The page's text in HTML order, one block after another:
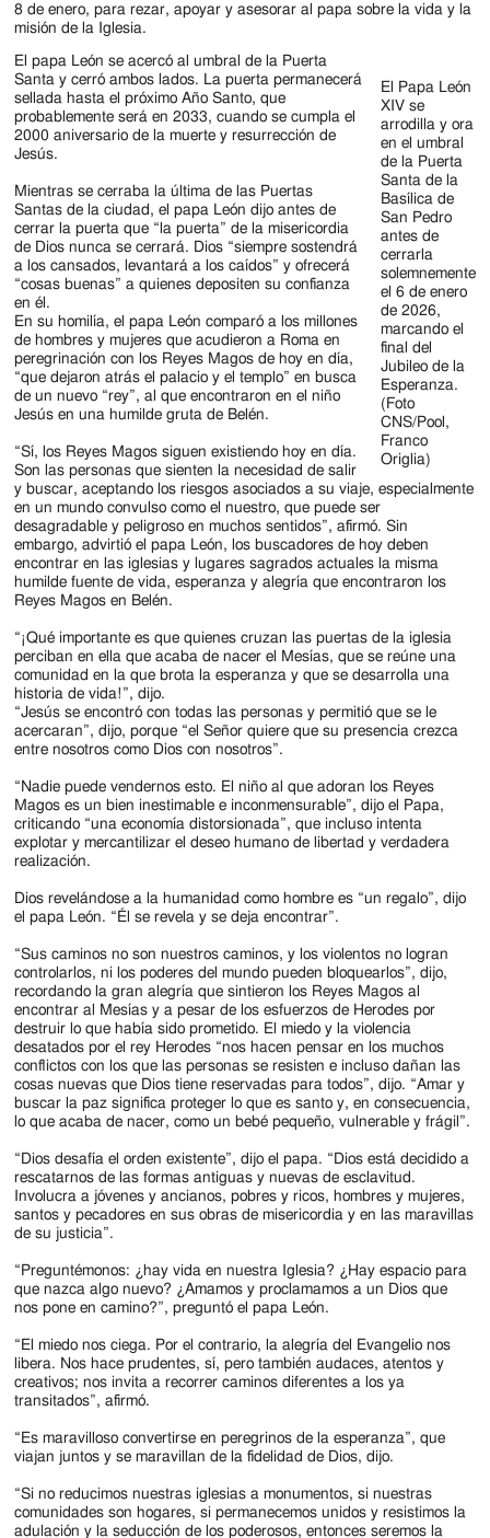
8 de enero, para rezar, apoyar y asesorar al papa sobre la vida y la
misión de la Iglesia.
El Papa León
XIV se
arrodilla y ora
en el umbral
de la Puerta
Santa de la
Basílica de
San Pedro
antes de
cerrarla
solemnemente
el 6 de enero
de 2026,
marcando el
final del
Jubileo de la
Esperanza.
(Foto
CNS/Pool,
Franco
Origlia)
El papa León se acercó al umbral de la Puerta
Santa y cerró ambos lados. La puerta permanecerá
sellada hasta el próximo Año Santo, que
probablemente será en 2033, cuando se cumpla el
2000 aniversario de la muerte y resurrección de
Jesús.
Mientras se cerraba la última de las Puertas
Santas de la ciudad, el papa León dijo antes de
cerrar la puerta que “la puerta” de la misericordia
de Dios nunca se cerrará. Dios “siempre sostendrá
a los cansados, levantará a los caídos” y ofrecerá
“cosas buenas” a quienes depositen su confianza
en él.
En su homilía, el papa León comparó a los millones
de hombres y mujeres que acudieron a Roma en
peregrinación con los Reyes Magos de hoy en día,
“que dejaron atrás el palacio y el templo” en busca
de un nuevo “rey”, al que encontraron en el niño
Jesús en una humilde gruta de Belén.
“Sí, los Reyes Magos siguen existiendo hoy en día.
Son las personas que sienten la necesidad de salir
y buscar, aceptando los riesgos asociados a su viaje, especialmente
en un mundo convulso como el nuestro, que puede ser
desagradable y peligroso en muchos sentidos”, afirmó. Sin
embargo, advirtió el papa León, los buscadores de hoy deben
encontrar en las iglesias y lugares sagrados actuales la misma
humilde fuente de vida, esperanza y alegría que encontraron los
Reyes Magos en Belén.
“¡Qué importante es que quienes cruzan las puertas de la iglesia
perciban en ella que acaba de nacer el Mesías, que se reúne una
comunidad en la que brota la esperanza y que se desarrolla una
historia de vida!”, dijo.
“Jesús se encontró con todas las personas y permitió que se le
acercaran”, dijo, porque “el Señor quiere que su presencia crezca
entre nosotros como Dios con nosotros”.
“Nadie puede vendernos esto. El niño al que adoran los Reyes
Magos es un bien inestimable e inconmensurable”, dijo el Papa,
criticando “una economía distorsionada”, que incluso intenta
explotar y mercantilizar el deseo humano de libertad y verdadera
realización.
Dios revelándose a la humanidad como hombre es “un regalo”, dijo
el papa León. “Él se revela y se deja encontrar”.
“Sus caminos no son nuestros caminos, y los violentos no logran
controlarlos, ni los poderes del mundo pueden bloquearlos”, dijo,
recordando la gran alegría que sintieron los Reyes Magos al
encontrar al Mesías y a pesar de los esfuerzos de Herodes por
destruir lo que había sido prometido. El miedo y la violencia
desatados por el rey Herodes “nos hacen pensar en los muchos
conflictos con los que las personas se resisten e incluso dañan las
cosas nuevas que Dios tiene reservadas para todos”, dijo. “Amar y
buscar la paz significa proteger lo que es santo y, en consecuencia,
lo que acaba de nacer, como un bebé pequeño, vulnerable y frágil”.
“Dios desafía el orden existente”, dijo el papa. “Dios está decidido a
rescatarnos de las formas antiguas y nuevas de esclavitud.
Involucra a jóvenes y ancianos, pobres y ricos, hombres y mujeres,
santos y pecadores en sus obras de misericordia y en las maravillas
de su justicia”.
“Preguntémonos: ¿hay vida en nuestra Iglesia? ¿Hay espacio para
que nazca algo nuevo? ¿Amamos y proclamamos a un Dios que
nos pone en camino?”, preguntó el papa León.
“El miedo nos ciega. Por el contrario, la alegría del Evangelio nos
libera. Nos hace prudentes, sí, pero también audaces, atentos y
creativos; nos invita a recorrer caminos diferentes a los ya
transitados”, afirmó.
“Es maravilloso convertirse en peregrinos de la esperanza”, que
viajan juntos y se maravillan de la fidelidad de Dios, dijo.
“Si no reducimos nuestras iglesias a monumentos, si nuestras
comunidades son hogares, si permanecemos unidos y resistimos la
adulación y la seducción de los poderosos, entonces seremos la